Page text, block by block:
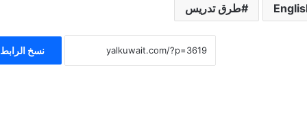
طرق تدريس
نسخ الرابط